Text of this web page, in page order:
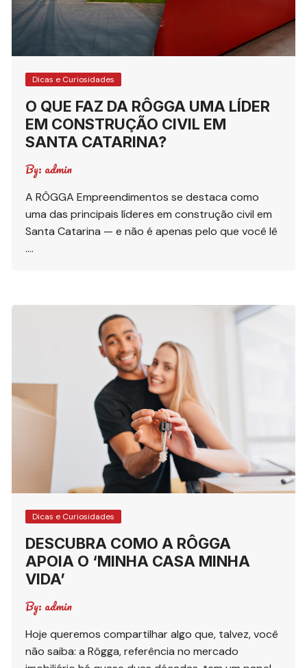
Dicas e Curiosidades
O QUE FAZ DA RÔGGA UMA LÍDER
EM CONSTRUÇÃO CIVIL EM
SANTA CATARINA?
By: admin
A RÔGGA Empreendimentos se destaca como
uma das principais líderes em construção civil em
Santa Catarina — e não é apenas pelo que você lê
….
Dicas e Curiosidades
DESCUBRA COMO A RÔGGA
APOIA O ‘MINHA CASA MINHA
VIDA’
By: admin
Hoje queremos compartilhar algo que, talvez, você
não saiba: a Rôgga, referência no mercado